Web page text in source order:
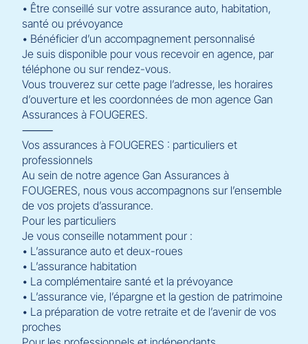
• Être conseillé sur votre assurance auto, habitation,
santé ou prévoyance
• Bénéficier d’un accompagnement personnalisé
Je suis disponible pour vous recevoir en agence, par
téléphone ou sur rendez-vous.
Vous trouverez sur cette page l’adresse, les horaires
d’ouverture et les coordonnées de mon agence Gan
Assurances à FOUGERES.
⸻
Vos assurances à FOUGERES : particuliers et
professionnels
Au sein de notre agence Gan Assurances à
FOUGERES, nous vous accompagnons sur l’ensemble
de vos projets d’assurance.
Pour les particuliers
Je vous conseille notamment pour :
• L’assurance auto et deux-roues
• L’assurance habitation
• La complémentaire santé et la prévoyance
• L’assurance vie, l’épargne et la gestion de patrimoine
• La préparation de votre retraite et de l’avenir de vos
proches